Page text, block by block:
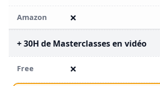
❌
+ 30H de Masterclasses en vidéo
❌